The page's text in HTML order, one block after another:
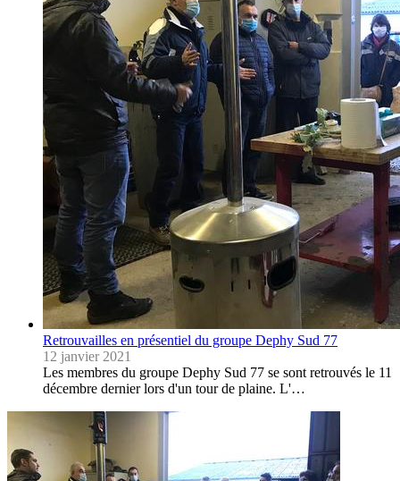
Retrouvailles en présentiel du groupe Dephy Sud 77
12 janvier 2021
Les membres du groupe Dephy Sud 77 se sont retrouvés le 11
décembre dernier lors d'un tour de plaine. L'…